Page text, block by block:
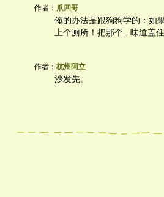
作者： 爪四哥
俺的办法是跟狗狗学的：如
上个厕所！把那个...味道盖
作者： 杭州阿立
沙发先。